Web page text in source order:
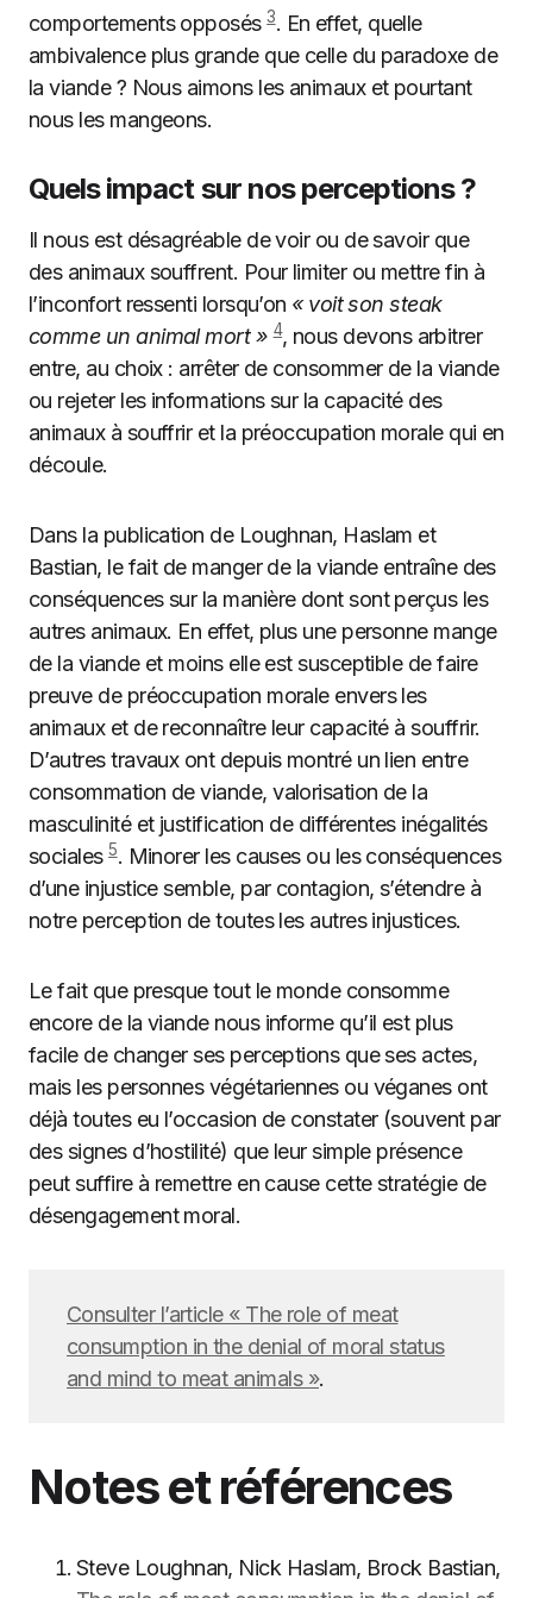
comportements opposés3. En effet, quelle
ambivalence plus grande que celle du paradoxe de
la viande ? Nous aimons les animaux et pourtant
nous les mangeons.
Quels impact sur nos perceptions ?
Il nous est désagréable de voir ou de savoir que
des animaux souffrent. Pour limiter ou mettre fin à
l’inconfort ressenti lorsqu’on « voit son steak
comme un animal mort » 4, nous devons arbitrer
entre, au choix : arrêter de consommer de la viande
ou rejeter les informations sur la capacité des
animaux à souffrir et la préoccupation morale qui en
découle.
Dans la publication de Loughnan, Haslam et
Bastian, le fait de manger de la viande entraîne des
conséquences sur la manière dont sont perçus les
autres animaux. En effet, plus une personne mange
de la viande et moins elle est susceptible de faire
preuve de préoccupation morale envers les
animaux et de reconnaître leur capacité à souffrir.
D’autres travaux ont depuis montré un lien entre
consommation de viande, valorisation de la
masculinité et justification de différentes inégalités
sociales5. Minorer les causes ou les conséquences
d’une injustice semble, par contagion, s’étendre à
notre perception de toutes les autres injustices.
Le fait que presque tout le monde consomme
encore de la viande nous informe qu’il est plus
facile de changer ses perceptions que ses actes,
mais les personnes végétariennes ou véganes ont
déjà toutes eu l’occasion de constater (souvent par
des signes d’hostilité) que leur simple présence
peut suffire à remettre en cause cette stratégie de
désengagement moral.
Consulter l’article « The role of meat
consumption in the denial of moral status
and mind to meat animals ».
Notes et références
Steve Loughnan, Nick Haslam, Brock Bastian,